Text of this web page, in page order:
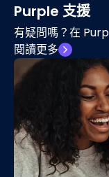
Purple 支援
有疑問嗎？在
閱讀更多